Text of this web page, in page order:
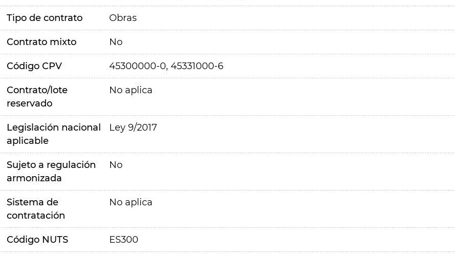
Tipo de contrato Obras
Contrato mixto No
Código CPV 45300000-0, 45331000-6
Contrato/lote
reservado
No aplica
Legislación nacional
aplicable
Ley 9/2017
Sujeto a regulación
armonizada
No
Sistema de
contratación
No aplica
Código NUTS ES300